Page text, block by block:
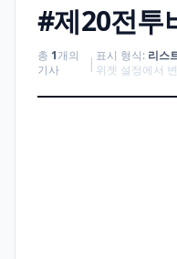
#제20전투
총 1개의
기사
| 표시 형식: 리스
위젯 설정에서